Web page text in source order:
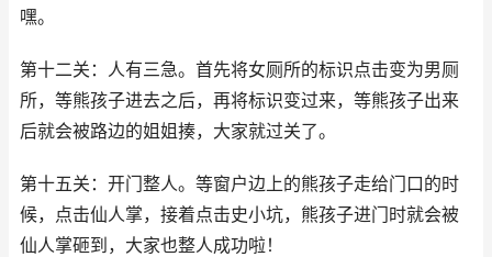
嘿。
第十二关：人有三急。首先将女厕所的标识点击变为男厕
所，等熊孩子进去之后，再将标识变过来，等熊孩子出来
后就会被路边的姐姐揍，大家就过关了。
第十五关：开门整人。等窗户边上的熊孩子走给门口的时
候，点击仙人掌，接着点击史小坑，熊孩子进门时就会被
仙人掌砸到，大家也整人成功啦！